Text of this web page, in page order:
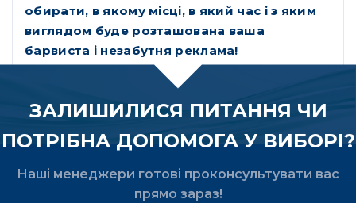
обирати, в якому місці, в який час і з яким
виглядом буде розташована ваша
барвиста і незабутня реклама!
ЗАЛИШИЛИСЯ ПИТАННЯ ЧИ
ПОТРІБНА ДОПОМОГА У ВИБОРІ?
Наші менеджери готові проконсультувати вас
прямо зараз!